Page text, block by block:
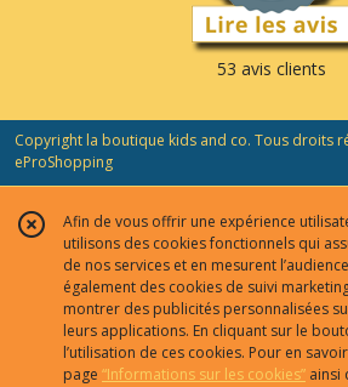
53 avis clients
Copyright la boutique kids and co. Tous droits
eProShopping
Afin de vous offrir une expérience
utilisons des cookies fonctionnels qui
de nos services et en mesurent
également des cookies de suivi
montrer des publicités personnalisées
leurs applications. En cliquant sur le
l’utilisation de ces cookies. Pour en
page “Informations sur les cookies” ainsi